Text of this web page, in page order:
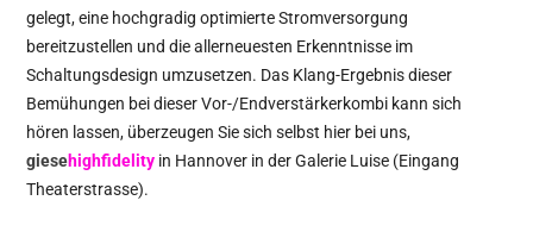
gelegt, eine hochgradig optimierte Stromversorgung
bereitzustellen und die allerneuesten Erkenntnisse im
Schaltungsdesign umzusetzen. Das Klang-Ergebnis dieser
Bemühungen bei dieser Vor-/Endverstärkerkombi kann sich
hören lassen, überzeugen Sie sich selbst hier bei uns,
giesehighfidelity in Hannover in der Galerie Luise (Eingang
Theaterstrasse).